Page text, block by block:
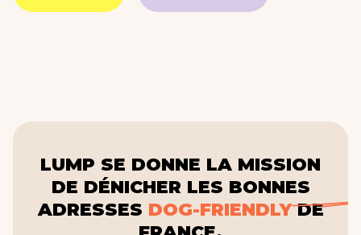
LUMP SE DONNE LA MISSION
DE DÉNICHER LES BONNES
ADRESSES DOG-FRIENDLYDE